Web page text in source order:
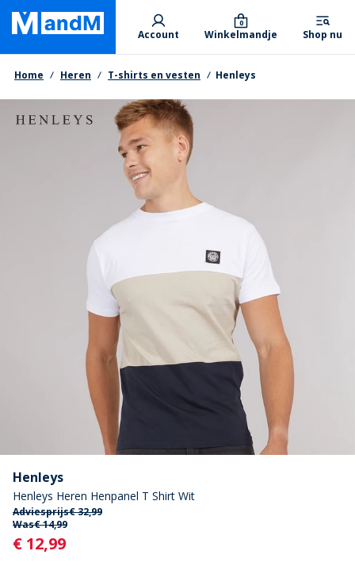
Skip
main
content
Primary departments
Account Winkelmandje
0
Shop nu
Kruimelpad
Home Heren T-shirts en vesten Henleys
Henleys
Henleys Heren Henpanel T Shirt Wit
Adviesprijs€ 32,99
Was€ 14,99
Current
€ 12,99